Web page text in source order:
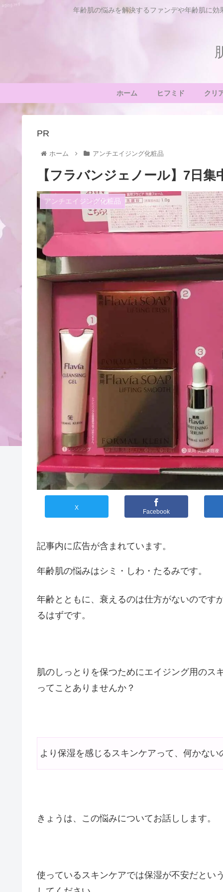
年齢肌の悩みを解決するファンデや年齢肌に
ホーム ヒフミド クリ
PR
ホーム アンチエイジング化粧品
【フラバンジェノール】7日
アンチエイジング化粧品
X
Facebook
記事内に広告が含まれています。
年齢肌の悩みはシミ・しわ・たるみです。
年齢とともに、衰えるのは仕方がないのです
るはずです。
肌のしっとりを保つためにエイジング用のス
ってことありませんか？
より保湿を感じるスキンケアって、何かない
きょうは、この悩みについてお話しします。
使っているスキンケアでは保湿が不安だとい